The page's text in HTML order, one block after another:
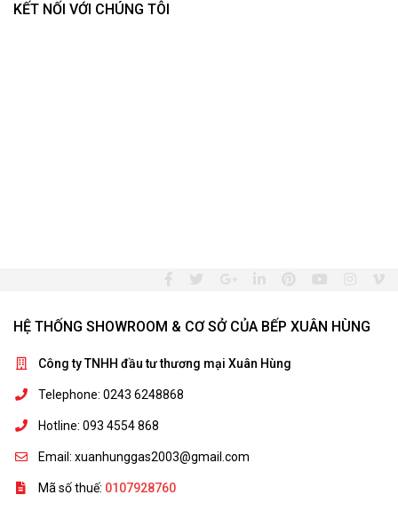
KẾT NỐI VỚI CHÚNG TÔI
HỆ THỐNG SHOWROOM & CƠ SỞ CỦA BẾP XUÂN HÙNG
Công ty TNHH đầu tư thương mại Xuân Hùng
Telephone: 0243 6248868
Hotline: 093 4554 868
Email: xuanhunggas2003@gmail.com
Mã số thuế: 0107928760